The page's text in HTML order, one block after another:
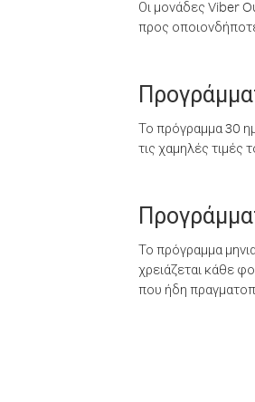
Οι μονάδες Viber
προς
Το πρόγραμμα 30
τις χαμηλές τιμές
Το πρόγραμμα
χρειάζεται κάθε
που ήδη